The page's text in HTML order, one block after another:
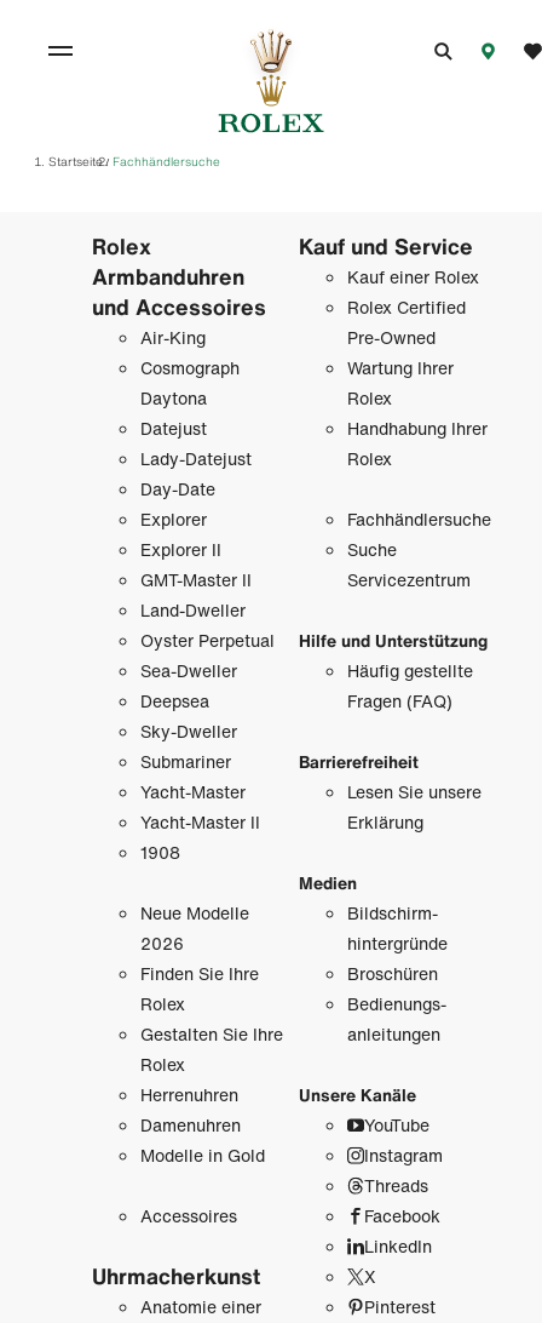
Startseite/ Fachhändlersuche
Rolex
Armbanduhren
und Accessoires
Air-King
Cosmograph
Daytona
Datejust
Lady-Datejust
Day-Date
Explorer
Explorer II
GMT-Master II
Land-Dweller
Oyster Perpetual
Sea-Dweller
Deepsea
Sky-Dweller
Submariner
Yacht-Master
Yacht-Master II
1908
Neue Modelle
2026
Finden Sie Ihre
Rolex
Gestalten Sie Ihre
Rolex
Herrenuhren
Damenuhren
Modelle in Gold
Accessoires
Uhrmacher­kunst
Anatomie einer
Kauf und Service
Kauf einer Rolex
Rolex Certified
Pre-Owned
Wartung Ihrer
Rolex
Handhabung Ihrer
Rolex
Fachhändlersuche
Suche
Servicezentrum
Hilfe und Unterstützung
Häufig gestellte
Fragen (FAQ)
Barrierefreiheit
Lesen Sie unsere
Erklärung
Medien
Bildschirm­
hintergründe
Broschüren
Bedienungs­
anleitungen
Unsere Kanäle
YouTube
Instagram
Threads
Facebook
LinkedIn
X
Pinterest